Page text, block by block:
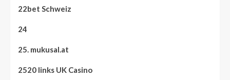
22bet Schweiz
24
25. mukusal.at
2520 links UK Casino